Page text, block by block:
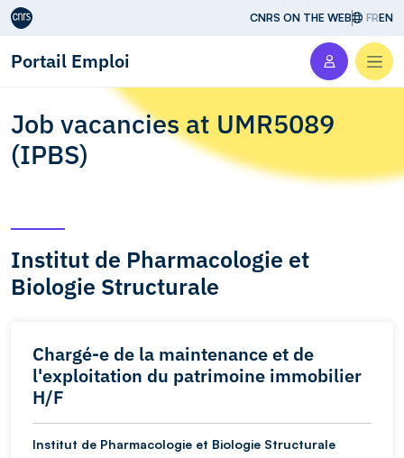
Aller au contenu CNRS ON THE WEB FREN
Portail Emploi
Job vacancies at UMR5089
(IPBS)
Institut de Pharmacologie et
Biologie Structurale
Chargé-e de la maintenance et de
l'exploitation du patrimoine immobilier
H/F
Institut de Pharmacologie et Biologie Structurale